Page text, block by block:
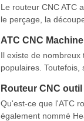
Le routeur CNC ATC
le perçage, la
ATC CNC
Il existe de nombreux
populaires.
Routeur CNC
Qu'est-ce que l'ATC
également nommé